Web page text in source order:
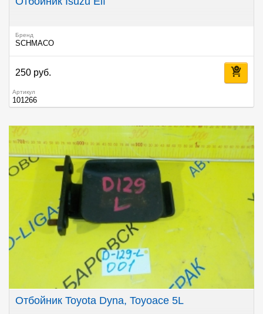
Бренд
SCHMACO
250 руб.
Артикул
101266
Отбойник Toyota Dyna, Toyoace 5L